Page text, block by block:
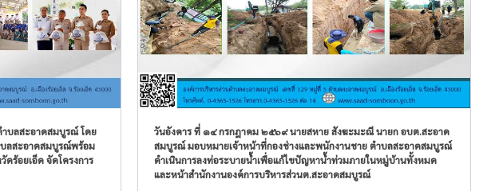
ำบลสะอาดสมบูรณ์ โดย
ลสะอาดสมบูรณ์พร้อม
ร้อยเอ็ด จัดโครงการ
วันอังคาร ที่ ๑๔ กรกฎาคม ๒๕๖๙ นายสหาย สังฆะมะณี นายก อบต.สะอาด
สมบูรณ์ มอบหมายเจ้าหน้าที่กองช่างและพนักงานชาย ตำบลสะอาดสมบูรณ์
ดำเนินการลงท่อระบายน้ำเพื่อแก้ไขปัญหาน้ำท่วมภายในหมู่บ้านทั้งหมด
และหน้าสำนักงานองค์การบริหารส่วนต.สะอาดสมบูรณ์